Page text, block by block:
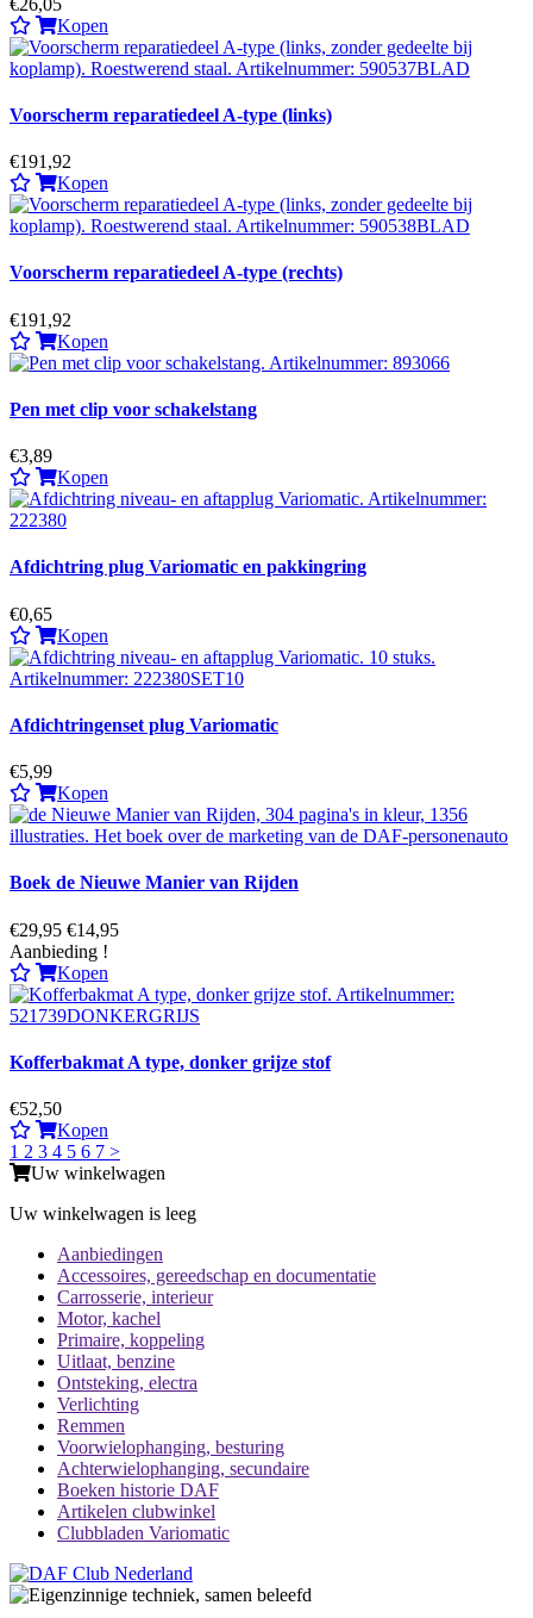
Kopen
Voorscherm reparatiedeel A-type (links)
€191,92
Kopen
Voorscherm reparatiedeel A-type (rechts)
€191,92
Kopen
Pen met clip voor schakelstang
€3,89
Kopen
Afdichtring plug Variomatic en pakkingring
€0,65
Kopen
Afdichtringenset plug Variomatic
€5,99
Kopen
Boek de Nieuwe Manier van Rijden
€29,95 €14,95
Aanbieding !
Kopen
Kofferbakmat A type, donker grijze stof
€52,50
Kopen
1 2 3 4 5 6 7 >
Uw winkelwagen
Uw winkelwagen is leeg
Aanbiedingen
Accessoires, gereedschap en documentatie
Carrosserie, interieur
Motor, kachel
Primaire, koppeling
Uitlaat, benzine
Ontsteking, electra
Verlichting
Remmen
Voorwielophanging, besturing
Achterwielophanging, secundaire
Boeken historie DAF
Artikelen clubwinkel
Clubbladen Variomatic